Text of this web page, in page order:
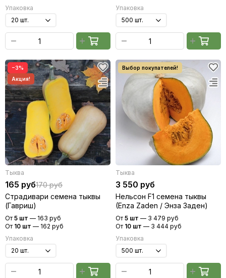
Упаковка
Упаковка
−3%
Тыква
165 руб170 руб
Страдивари семена тыквы
(Гавриш)
От 5 шт — 163 руб
От 10 шт — 162 руб
Упаковка
Тыква
3 550 руб
Нельсон F1 семена тыквы
(Enza Zaden / Энза Заден)
От 5 шт — 3 479 руб
От 10 шт — 3 444 руб
Упаковка